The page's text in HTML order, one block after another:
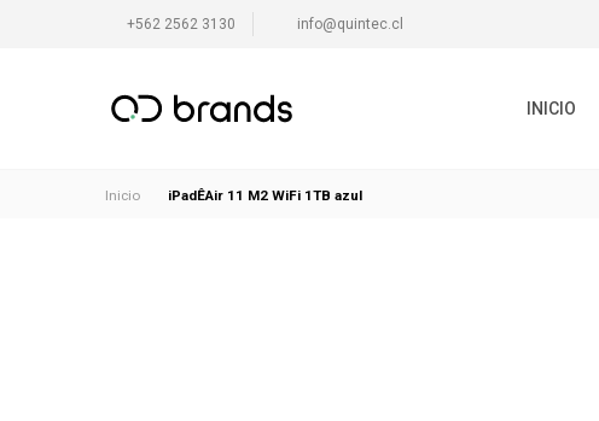
+562 2562 3130 info@quintec.cl
INICIO
Inicio iPadÊAir 11 M2 WiFi 1TB azul